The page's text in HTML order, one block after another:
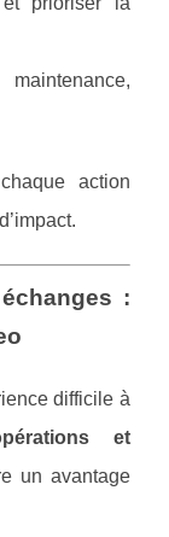
action
:
difficile à
et
un avantage